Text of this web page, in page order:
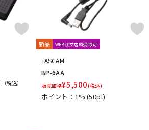
（税込）
新品 WEB注文店頭受取可
TASCAM
BP-6AA
販売価格¥5,500(税込)
ポイント：1%(50pt)